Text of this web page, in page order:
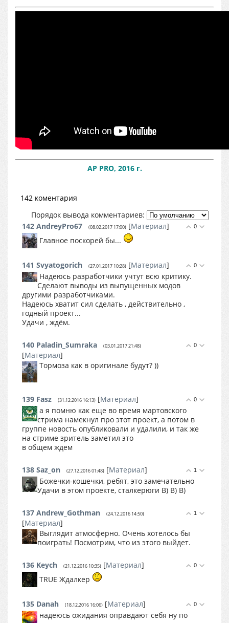
AP PRO, 2016 г.
142 коментария
Порядок вывода комментариев:
0
142 AndreyPro67 (08.02.2017 17:00) [Материал]
Главное поскорей бы...
0
141 Svyatogorich (27.01.2017 10:28) [Материал]
Надеюсь разработчики учтут всю критику.
Сделают выводы из выпущенных модов
другими разработчиками.
Надеюсь хватит сил сделать , действительно ,
годный проект...
Удачи , ждём.
0
140 Paladin_Sumraka (03.01.2017 21:48)
[Материал]
Тормоза как в оригинале будут? ))
0
139 Fasz (31.12.2016 16:13) [Материал]
а я помню как еще во время мартовского
стрима намекнул про этот проект, а потом в
группе новость опубликовали и удалили, и так же
на стриме зритель заметил это
в общем ждем
1
138 Saz_on (27.12.2016 01:48) [Материал]
Божечки-кошечки, ребят, это замечательно
Удачи в этом проекте, сталкерюги B) B) B)
1
137 Andrew_Gothman (24.12.2016 14:50)
[Материал]
Выглядит атмосферно. Очень хотелось бы
поиграть! Посмотрим, что из этого выйдет.
0
136 Keych (21.12.2016 10:35) [Материал]
TRUE Ждалкер
0
135 Danah (18.12.2016 16:06) [Материал]
надеюсь ожидания оправдают себя ну по